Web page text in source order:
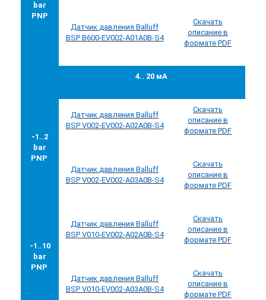
bar
PNP
Датчик давления Balluff
BSP B600-EV002-A01A0B-S4
Скачать
описание в
формате PDF
4.. 20 мА
-1..2
bar
PNP
Датчик давления Balluff
BSP V002-EV002-A02A0B-S4
Скачать
описание в
формате PDF
Датчик давления Balluff
BSP V002-EV002-A03A0B-S4
Скачать
описание в
формате PDF
-1..10
bar
PNP
Датчик давления Balluff
BSP V010-EV002-A02A0B-S4
Скачать
описание в
формате PDF
Датчик давления Balluff
BSP V010-EV002-A03A0B-S4
Скачать
описание в
формате PDF